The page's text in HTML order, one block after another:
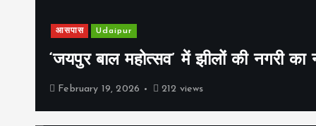
आसपास Udaipur
‘जयपुर बाल महोत्सव’ में झीलों की नगरी
February 19, 2026 212 views